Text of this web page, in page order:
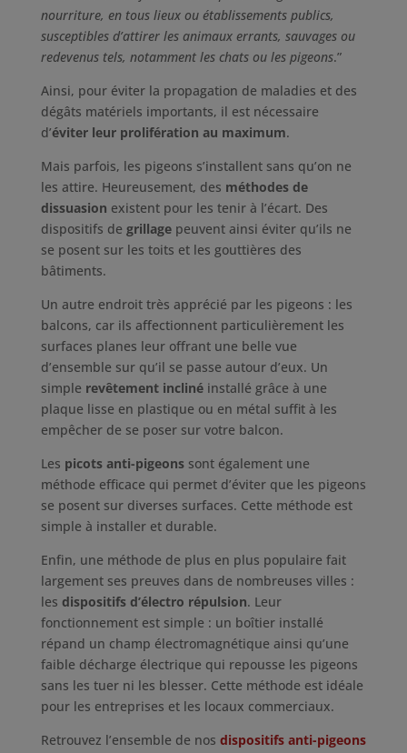
nourriture, en tous lieux ou établissements publics,
susceptibles d’attirer les animaux errants, sauvages ou
redevenus tels, notamment les chats ou les pigeons.”
Ainsi, pour éviter la propagation de maladies et des
dégâts matériels importants, il est nécessaire
d’éviter leur prolifération au maximum.
Mais parfois, les pigeons s’installent sans qu’on ne
les attire. Heureusement, des méthodes de
dissuasion existent pour les tenir à l’écart. Des
dispositifs de grillage peuvent ainsi éviter qu’ils ne
se posent sur les toits et les gouttières des
bâtiments.
Un autre endroit très apprécié par les pigeons : les
balcons, car ils affectionnent particulièrement les
surfaces planes leur offrant une belle vue
d’ensemble sur qu’il se passe autour d’eux. Un
simple revêtement inclinéinstallé grâce à une
plaque lisse en plastique ou en métal suffit à les
empêcher de se poser sur votre balcon.
Les picots anti-pigeonssont également une
méthode efficace qui permet d’éviter que les pigeons
se posent sur diverses surfaces. Cette méthode est
simple à installer et durable.
Enfin, une méthode de plus en plus populaire fait
largement ses preuves dans de nombreuses villes :
les dispositifs d’électro répulsion. Leur
fonctionnement est simple : un boîtier installé
répand un champ électromagnétique ainsi qu’une
faible décharge électrique qui repousse les pigeons
sans les tuer ni les blesser. Cette méthode est idéale
pour les entreprises et les locaux commerciaux.
Retrouvez l’ensemble de nos dispositifs anti-pigeons